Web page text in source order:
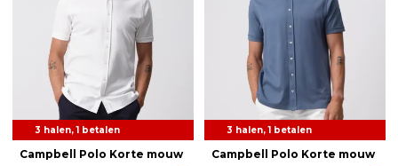
3 halen, 1 betalen
Campbell Polo Korte mouw
3 halen, 1 betalen
Campbell Polo Korte mouw